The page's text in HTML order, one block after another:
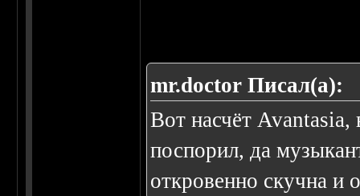
mr.doctor Писал(а):
Вот насчёт
поспорил, да
откровенно скучна и